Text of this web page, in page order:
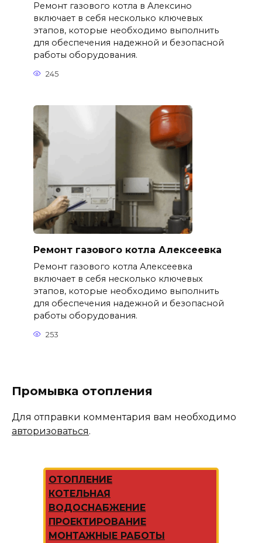
Ремонт газового котла в Алексино
включает в себя несколько ключевых
этапов, которые необходимо выполнить
для обеспечения надежной и безопасной
работы оборудования.
245
Ремонт газового котла Алексеевка
Ремонт газового котла Алексеевка
включает в себя несколько ключевых
этапов, которые необходимо выполнить
для обеспечения надежной и безопасной
работы оборудования.
253
Промывка отопления
Для отправки комментария вам необходимо
авторизоваться.
ОТОПЛЕНИЕ
КОТЕЛЬНАЯ
ВОДОСНАБЖЕНИЕ
ПРОЕКТИРОВАНИЕ
МОНТАЖНЫЕ РАБОТЫ